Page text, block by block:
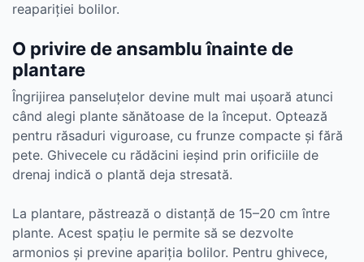
reapariției bolilor.
O privire de ansamblu înainte de
plantare
Îngrijirea panseluțelor devine mult mai ușoară atunci
când alegi plante sănătoase de la început. Optează
pentru răsaduri viguroase, cu frunze compacte și fără
pete. Ghivecele cu rădăcini ieșind prin orificiile de
drenaj indică o plantă deja stresată.
La plantare, păstrează o distanță de 15–20 cm între
plante. Acest spațiu le permite să se dezvolte
armonios și previne apariția bolilor. Pentru ghivece,